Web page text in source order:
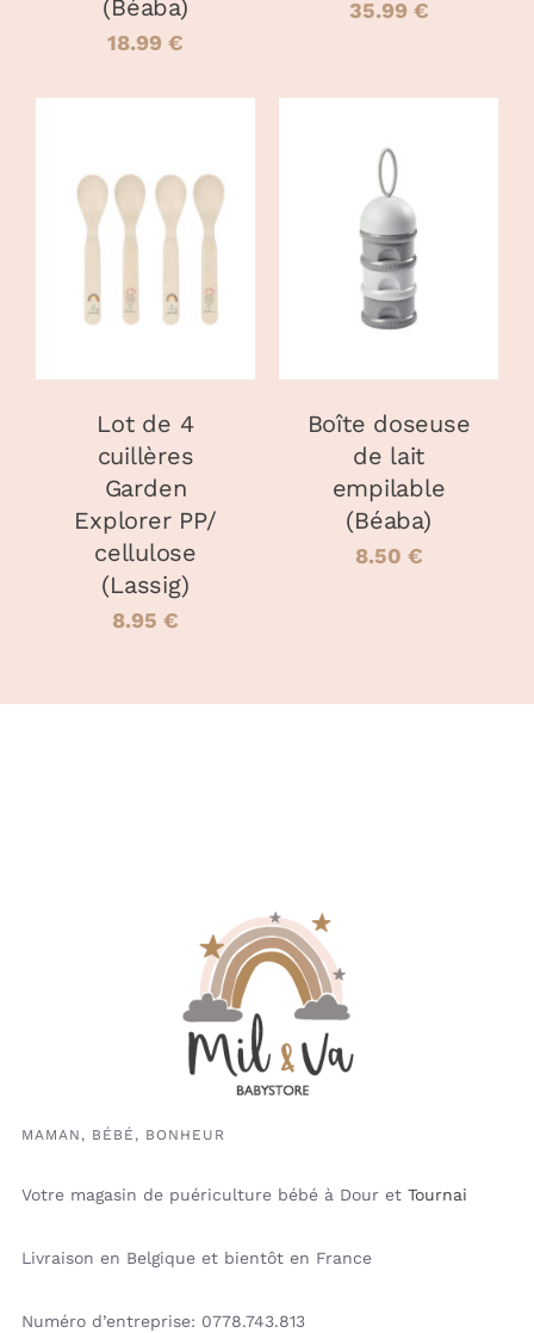
PAGE
DU
(Béaba)
18.99 €
35.99 €
AJOUTER AU
PANIER
/
Lot de 4
cuillères
Garden
Explorer PP/
cellulose
(Lassig)
8.95 €
CHOIX DES
OPTIONS CE
PRODUIT
A
PLUSIEURS
PEUVENT
ÊTRE
CHOISIES
SUR
LA
PAGE
DU
DÉTAILS
Boîte doseuse
de lait
empilable
(Béaba)
8.50 €
MAMAN, BÉBÉ, BONHEUR
Votre magasin de puériculture bébé à Dour et Tournai
Livraison en Belgique et bientôt en France
Numéro d’entreprise: 0778.743.813